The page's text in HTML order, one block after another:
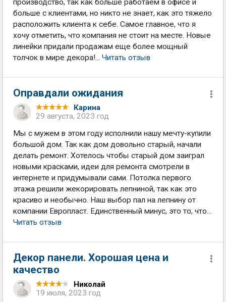
производство, так как больше работаем в офисе и
больше с клиентами, но никто не знает, как это тяжело
расположить клиента к себе. Самое главное, что я
хочу отметить, что компания не стоит на месте. Новые
линейки придали продажам еще более мощный
толчок в мире декора!... Читать отзыв
Оправдали ожидания
Карина
29 августа, 2023 год
Мы с мужем в этом году исполнили нашу мечту-купили
большой дом. Так как дом довольно старый, начали
делать ремонт. Хотелось чтобы старый дом заиграл
новыми красками, идеи для ремонта смотрели в
интернете и придумывали сами. Потолка первого
этажа решили жекорировать лепниной, так как это
красиво и необычно. Наш выбор пал на лепнину от
компании Европласт. Единственный минус, это то, что...
Читать отзыв
Декор панели. Хорошая цена и
качество
Николай
19 июля, 2023 год